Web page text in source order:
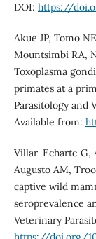
DOI: https://
Akue JP, Tomo
Mountsimbi RA,
Toxoplasma
primates at a
Parasitology and
Available from:
Villar-Echarte G,
Augusto AM,
captive wild
seroprevalence
Veterinary